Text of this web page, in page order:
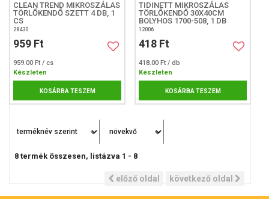
CLEAN TREND MIKROSZÁLAS
TÖRLŐKENDŐ SZETT 4 DB, 1
CS
28430
959 Ft
959.00 Ft / cs
Készleten
KOSÁRBA TESZEM
TIDINETT MIKROSZÁLAS
TÖRLŐKENDŐ 30X40CM
BOLYHOS 1700-508, 1 DB
12006
418 Ft
418.00 Ft / db
Készleten
KOSÁRBA TESZEM
8 termék összesen, listázva 1 - 8
előző oldal következő oldal